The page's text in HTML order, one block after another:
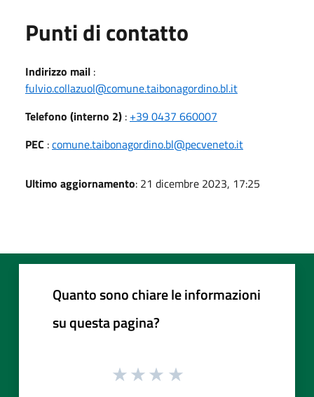
Punti di contatto
Indirizzo mail :
fulvio.collazuol@comune.taibonagordino.bl.it
Telefono (interno 2) : +39 0437 660007
PEC :comune.taibonagordino.bl@pecveneto.it
Ultimo aggiornamento: 21 dicembre 2023, 17:25
Quanto sono chiare le informazioni
su questa pagina?